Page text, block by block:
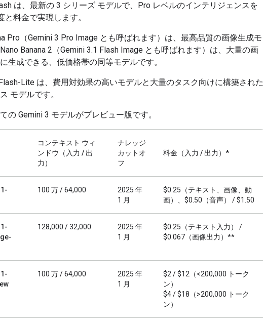
は、最新の 3 シリーズ モデルで、Pro レベルのインテリジェンスを
と料金で実現します。
Pro（Gemini 3 Pro Image とも呼ばれます）は、最高品質の画像生成モ
Banana 2（Gemini 3.1 Flash Image とも呼ばれます）は、大量の画
生成できる、低価格帯の同等モデルです。
Lite は、費用対効果の高いモデルと大量のタスク向けに構築された
モデルです。
の Gemini 3 モデルがプレビュー版です。
コンテキスト ウィ
ンドウ（入力 / 出
力）
ナレッジ
カットオ
フ
料金（入力 / 出力）*
100 万 / 64,000
2025 年
1 月
$0.25（テキスト、画像、動
画）、$0.50（音声） / $1.50
128,000 / 32,000
2025 年
1 月
$0.25（テキスト入力） /
$0.067（画像出力）**
100 万 / 64,000
2025 年
1 月
$2 / $12（<200,000 トーク
ン）
$4 / $18（>200,000 トーク
ン）